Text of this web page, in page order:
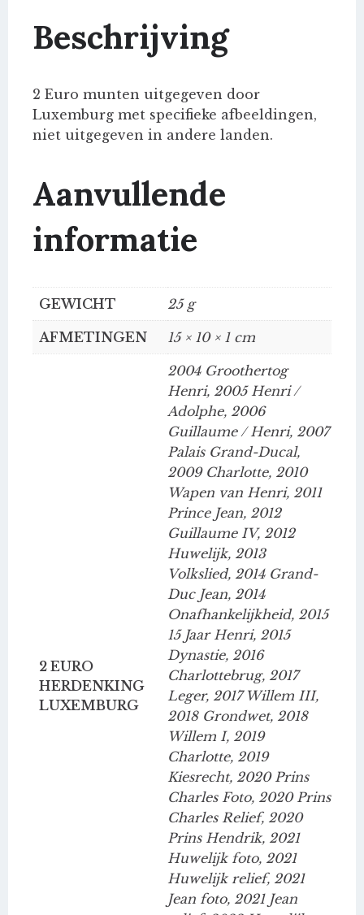
Beschrijving
2 Euro munten uitgegeven door
Luxemburg met specifieke afbeeldingen,
niet uitgegeven in andere landen.
Aanvullende
informatie
GEWICHT 25 g
AFMETINGEN 15 × 10 × 1 cm
2 EURO
HERDENKING
LUXEMBURG
2004 Groothertog
Henri, 2005 Henri /
Adolphe, 2006
Guillaume / Henri, 2007
Palais Grand-Ducal,
2009 Charlotte, 2010
Wapen van Henri, 2011
Prince Jean, 2012
Guillaume IV, 2012
Huwelijk, 2013
Volkslied, 2014 Grand-
Duc Jean, 2014
Onafhankelijkheid, 2015
15 Jaar Henri, 2015
Dynastie, 2016
Charlottebrug, 2017
Leger, 2017 Willem III,
2018 Grondwet, 2018
Willem I, 2019
Charlotte, 2019
Kiesrecht, 2020 Prins
Charles Foto, 2020 Prins
Charles Relief, 2020
Prins Hendrik, 2021
Huwelijk foto, 2021
Huwelijk relief, 2021
Jean foto, 2021 Jean